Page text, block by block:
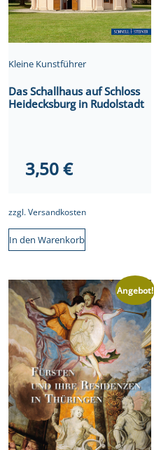
Kleine Kunstführer
Das Schallhaus auf Schloss
Heidecksburg in Rudolstadt
3,50€
zzgl.Versandkosten
In den Warenkorb
Angebot!